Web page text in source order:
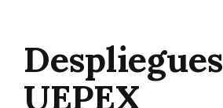
Despliegues
UEPEX